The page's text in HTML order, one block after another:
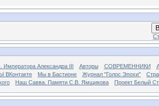
Александра III Авторы СОВРЕМЕННИКИ
ВКонтакте Мы в Бастионе Журнал "Голос Эпохи"
Наш Савва. Памяти С.В. Ямщикова Проект Белый